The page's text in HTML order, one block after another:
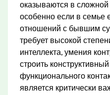
оказываются в
особенно если в семье
отношений с бывшим
требует высокой
интеллекта, умения
строить
функционального
является критически